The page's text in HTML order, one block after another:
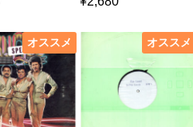
オススメ オススメ